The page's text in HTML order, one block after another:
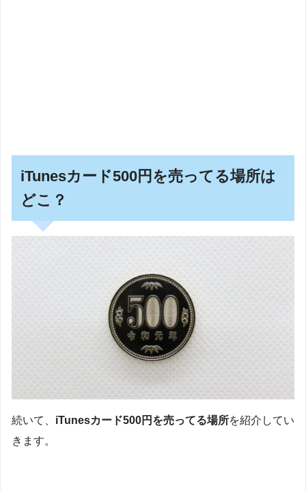
iTunesカード500円を売ってる場所は
どこ？
続いて、 iTunesカード500円を売ってる場所を紹介してい
きます。